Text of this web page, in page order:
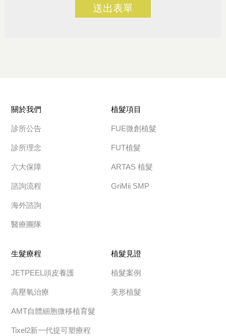
送出表單
關於我們
診所公告
診所理念
六大保障
諮詢流程
海外諮詢
醫療團隊
植髮項目
FUE微創植髮
FUT植髮
ARTAS 植髮
GriMii SMP
生髮療程
JETPEEL頭皮養護
高壓氧治療
AMT自體細胞微移植育髮
Tixel2新一代提可塑療程
植髮見證
植髮案例
美形植髮